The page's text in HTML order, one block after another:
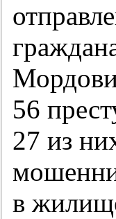
56
27 из
в